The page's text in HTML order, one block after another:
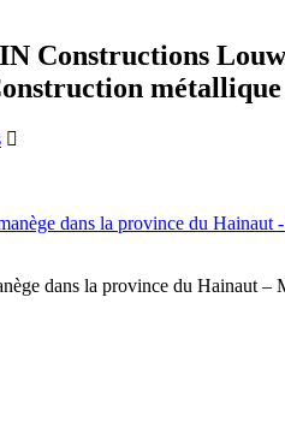
Constructions
dans la province du Hainaut